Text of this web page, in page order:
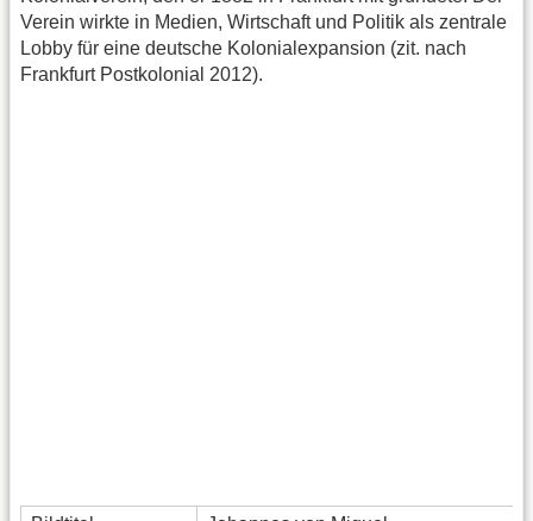
Verein wirkte in Medien, Wirtschaft und Politik als zentrale
Lobby für eine deutsche Kolonialexpansion (zit. nach
Frankfurt Postkolonial 2012).